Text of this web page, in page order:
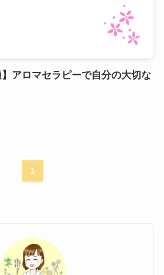
】アロマセラピーで自分の大切な
1